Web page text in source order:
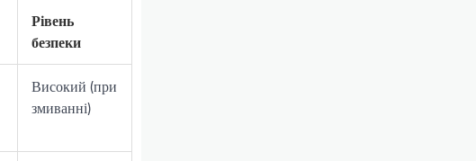
Рівень
безпеки
Високий (при
змиванні)